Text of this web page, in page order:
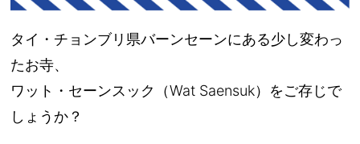
タイ・チョンブリ県バーンセーンにある少し変わっ
たお寺、
ワット・セーンスック（Wat Saensuk）をご存じで
しょうか？